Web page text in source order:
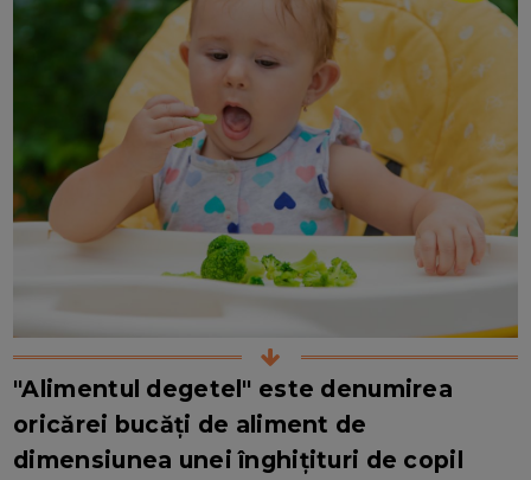
"Alimentul degetel" este denumirea
oricărei bucăți de aliment de
dimensiunea unei înghițituri de copil